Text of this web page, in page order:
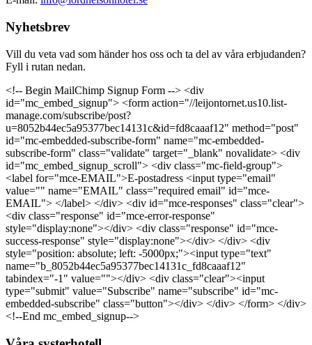
Nyhetsbrev
Vill du veta vad som händer hos oss och ta del av våra erbjudanden?
Fyll i rutan nedan.
<!-- Begin MailChimp Signup Form --> <div
id="mc_embed_signup"> <form action="//leijontornet.us10.list-
manage.com/subscribe/post?
u=8052b44ec5a95377bec14131c&id=fd8caaaf12" method="post"
id="mc-embedded-subscribe-form" name="mc-embedded-
subscribe-form" class="validate" target="_blank" novalidate> <div
id="mc_embed_signup_scroll"> <div class="mc-field-group">
<label for="mce-EMAIL">E-postadress <input type="email"
value="" name="EMAIL" class="required email" id="mce-
EMAIL"> </label> </div> <div id="mce-responses" class="clear">
<div class="response" id="mce-error-response"
style="display:none"></div> <div class="response" id="mce-
success-response" style="display:none"></div> </div> <div
style="position: absolute; left: -5000px;"><input type="text"
name="b_8052b44ec5a95377bec14131c_fd8caaaf12"
tabindex="-1" value=""></div> <div class="clear"><input
type="submit" value="Subscribe" name="subscribe" id="mc-
embedded-subscribe" class="button"></div> </div> </form> </div>
<!--End mc_embed_signup-->